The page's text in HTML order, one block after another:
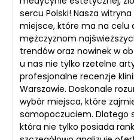
sercu Polski! Nasza
miejsce, które ma na celu
mężczyznom
trendów oraz nowinek w
u nas nie tylko rzetelne
profesjonalne recenzje
Warszawie. Doskonale
wybór miejsca, które
samopoczuciem. Dlatego
która nie tylko posiada